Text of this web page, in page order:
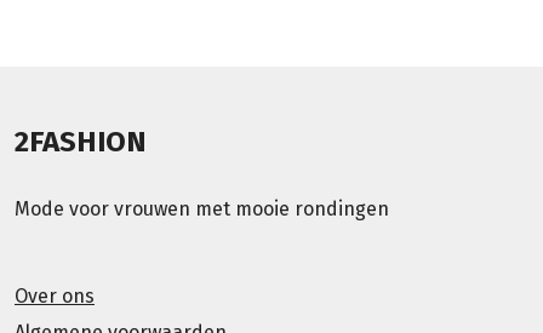
2FASHION
Mode voor vrouwen met mooie rondingen
Over ons